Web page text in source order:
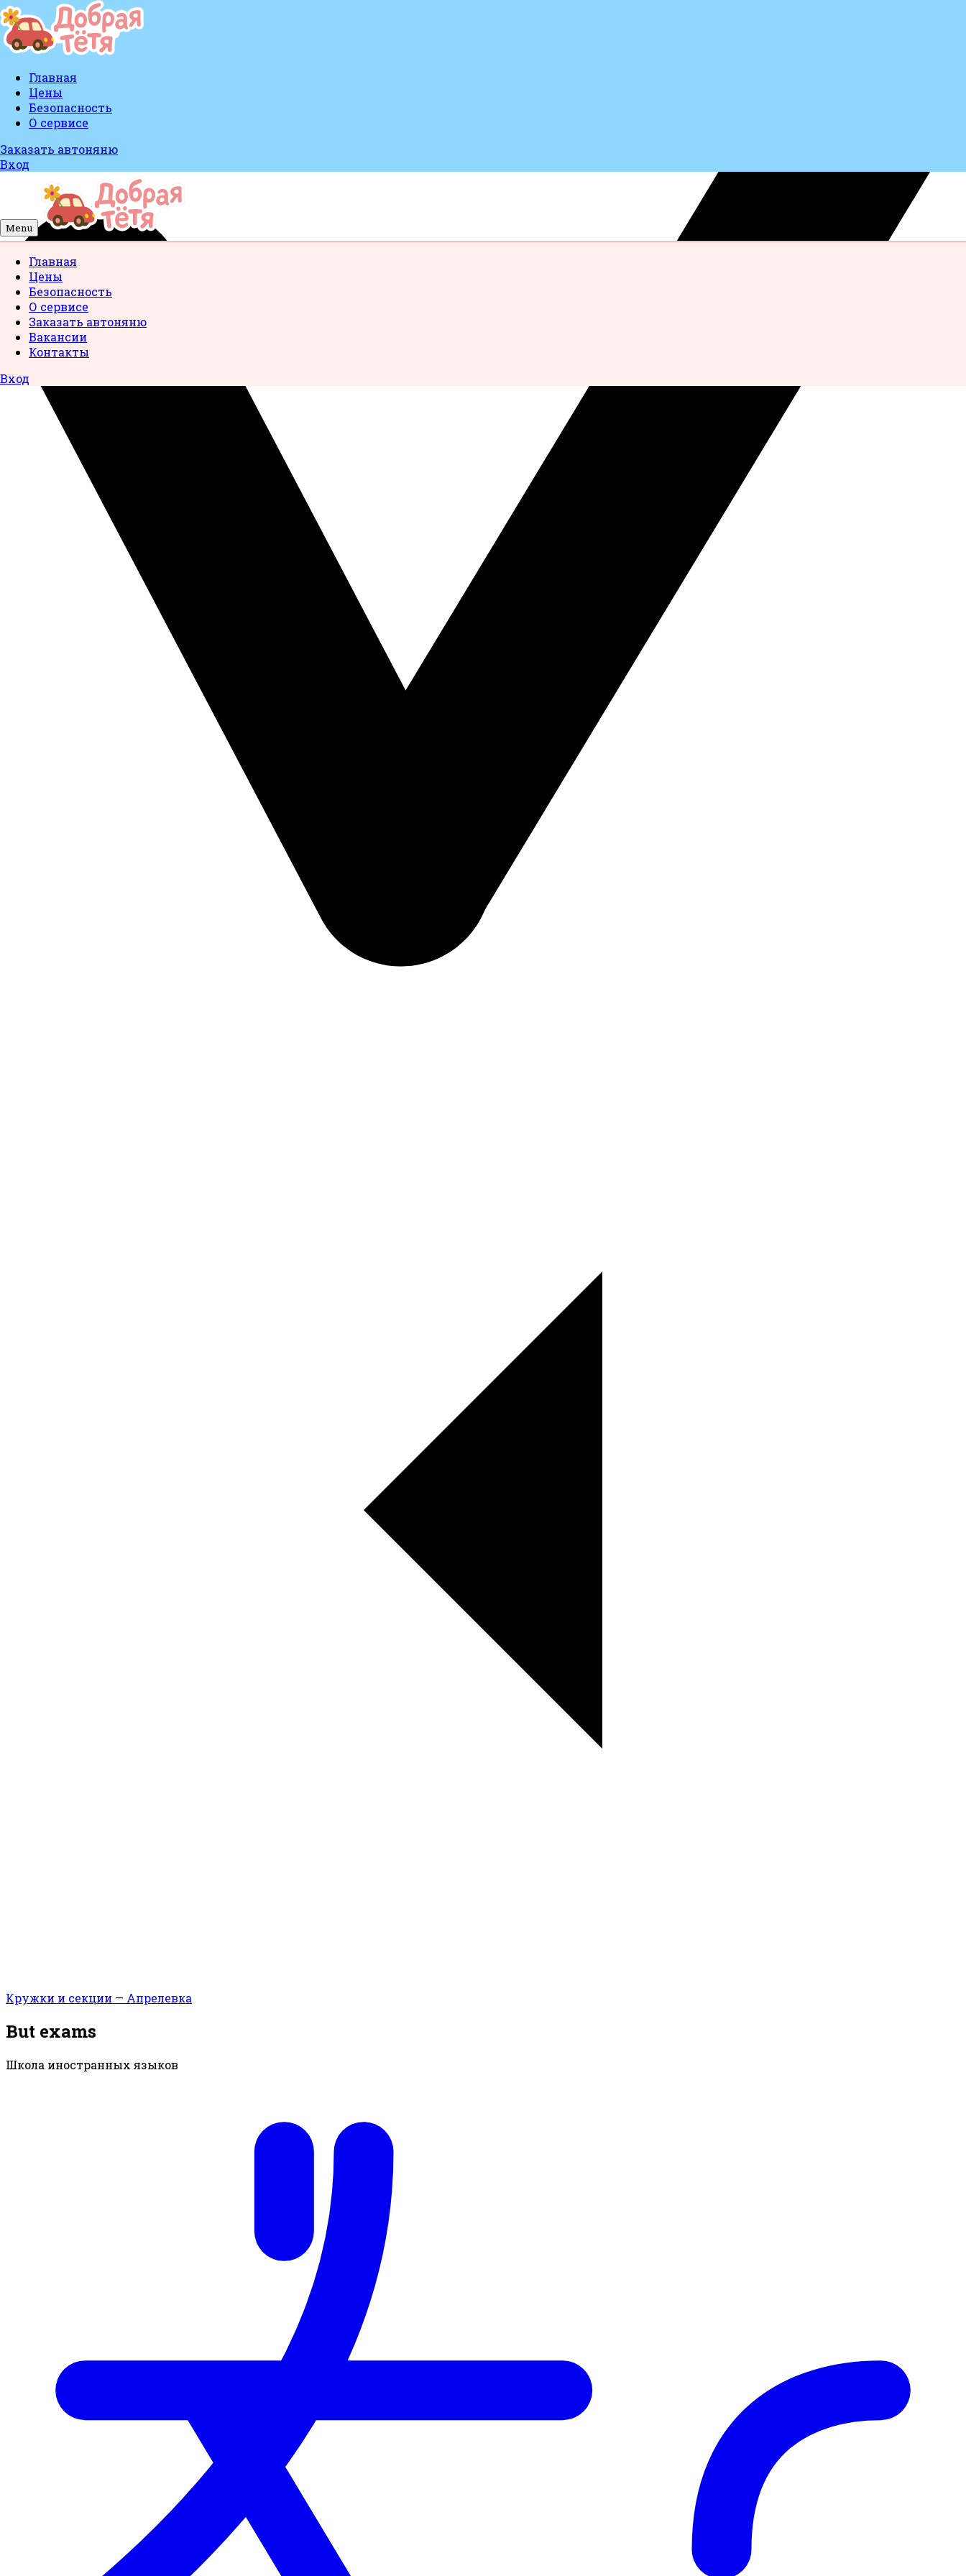
Главная
Цены
Безопасность
О сервисе
Заказать автоняню
Вход
Menu
Главная
Цены
Безопасность
О сервисе
Заказать автоняню
Вакансии
Контакты
Вход
Кружки и секции — Апрелевка
But exams
Школа иностранных языков